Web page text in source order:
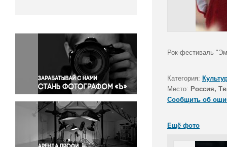
Окружающая среда
Политика
Правосудие
Происшествия и конфликты
Религия
Светская жизнь
Спорт
Экология
Экономика и бизнес
Рок-фестиваль
Категория:
Место: Россия,
Сообщить об
Ещё фото